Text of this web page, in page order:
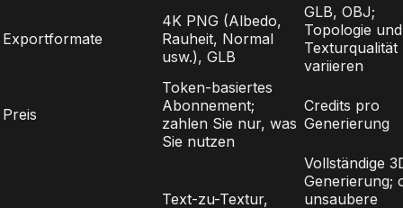
Exportformate
4K PNG (Albedo,
Rauheit, Normal
usw.), GLB
GLB, OBJ;
Topologie und
Texturqualität
variieren
Preis
Token-basiertes
Abonnement;
zahlen Sie nur, was
Sie nutzen
Credits pro
Generierung
Text-zu-Textur,
Vollständige
Generierung;
unsaubere